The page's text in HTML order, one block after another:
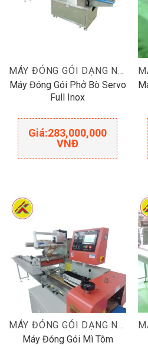
MÁY ĐÓNG GÓI DẠNG NẰM
Máy Đóng Gói Phở Bò Servo
Full Inox
Giá:283,000,000
VNĐ
MÁY ĐÓNG GÓI DẠNG NẰM
Máy Đóng Gói Mì Tôm